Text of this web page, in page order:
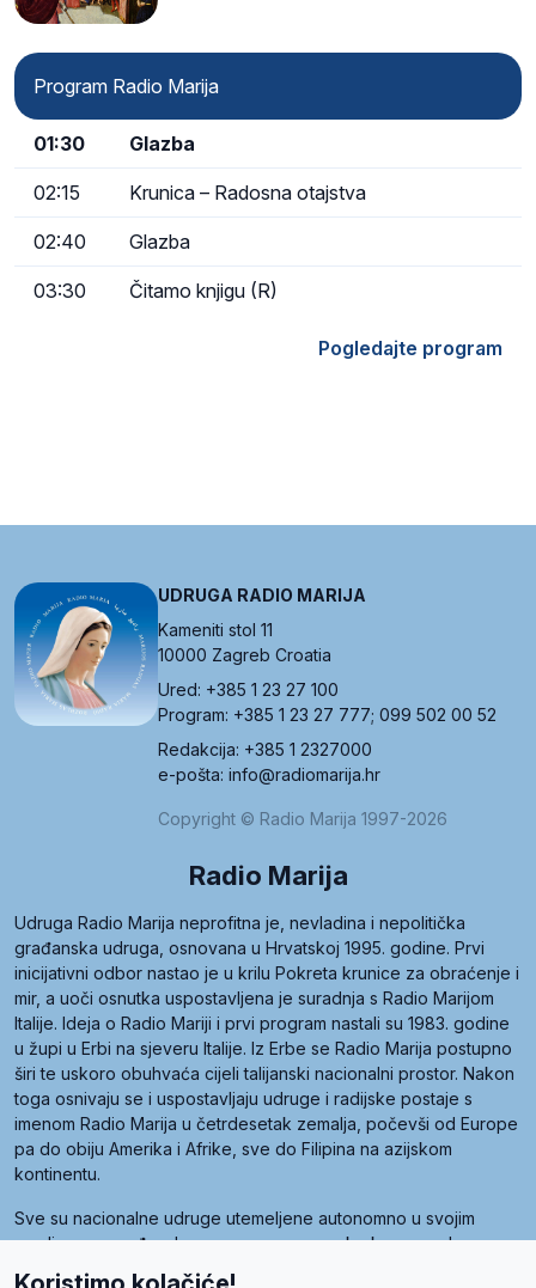
Program Radio Marija
01:30 Glazba
02:15 Krunica – Radosna otajstva
02:40 Glazba
03:30 Čitamo knjigu (R)
Pogledajte program
UDRUGA RADIO MARIJA
Kameniti stol 11
10000 Zagreb Croatia
Ured: +385 1 23 27 100
Program: +385 1 23 27 777; 099 502 00 52
Redakcija: +385 1 2327000
e-pošta: info@radiomarija.hr
Copyright © Radio Marija 1997-2026
Radio Marija
Udruga Radio Marija neprofitna je, nevladina i nepolitička
građanska udruga, osnovana u Hrvatskoj 1995. godine. Prvi
inicijativni odbor nastao je u krilu Pokreta krunice za obraćenje i
mir, a uoči osnutka uspostavljena je suradnja s Radio Marijom
Italije. Ideja o Radio Mariji i prvi program nastali su 1983. godine
u župi u Erbi na sjeveru Italije. Iz Erbe se Radio Marija postupno
širi te uskoro obuhvaća cijeli talijanski nacionalni prostor. Nakon
toga osnivaju se i uspostavljaju udruge i radijske postaje s
imenom Radio Marija u četrdesetak zemalja, počevši od Europe
pa do obiju Amerika i Afrike, sve do Filipina na azijskom
kontinentu.
Sve su nacionalne udruge utemeljene autonomno u svojim
zemljama, a međusobna su povezane preko krovne udruge
pod nazivom Svjetska obitelj Radio Marije (World Family of